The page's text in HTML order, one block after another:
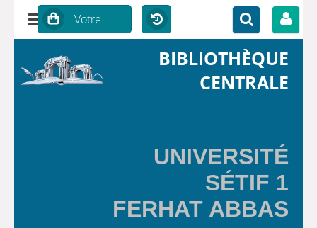
BIBLIOTHÈQUE
CENTRALE
UNIVERSITÉ
SÉTIF 1
FERHAT ABBAS